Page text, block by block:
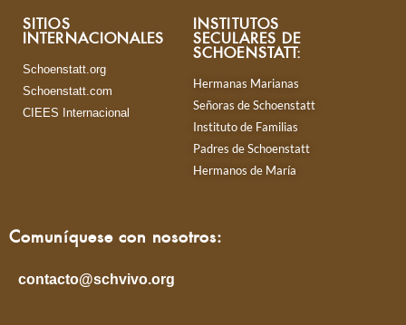
SITIOS
INTERNACIONALES
Schoenstatt.org
Schoenstatt.com
CIEES Internacional
INSTITUTOS
SECULARES DE
SCHOENSTATT:
Hermanas Marianas
Señoras de Schoenstatt
Instituto de Familias
Padres de Schoenstatt
Hermanos de María
Comuníquese con nosotros:
contacto@schvivo.org